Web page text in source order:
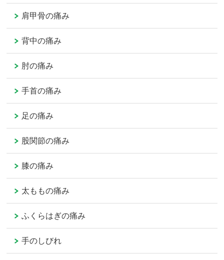
肩甲骨の痛み
背中の痛み
肘の痛み
手首の痛み
足の痛み
股関節の痛み
膝の痛み
太ももの痛み
ふくらはぎの痛み
手のしびれ